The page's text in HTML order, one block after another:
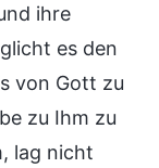
ihre
es den
von Gott zu
zu Ihm zu
lag nicht